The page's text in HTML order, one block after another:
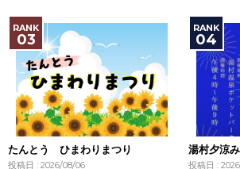
たんとう ひまわりまつり
投稿日 : 2026/08/06
湯村夕涼み
投稿日 :